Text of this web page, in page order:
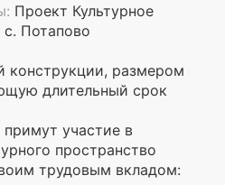
Проект Культурное
Потапово
конструкции, размером
длительный срок
участие в
пространство
трудовым вкладом: